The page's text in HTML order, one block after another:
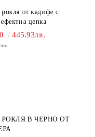
от кадифе с
цепка
445.93лв.
В ЧЕРНО ОТ